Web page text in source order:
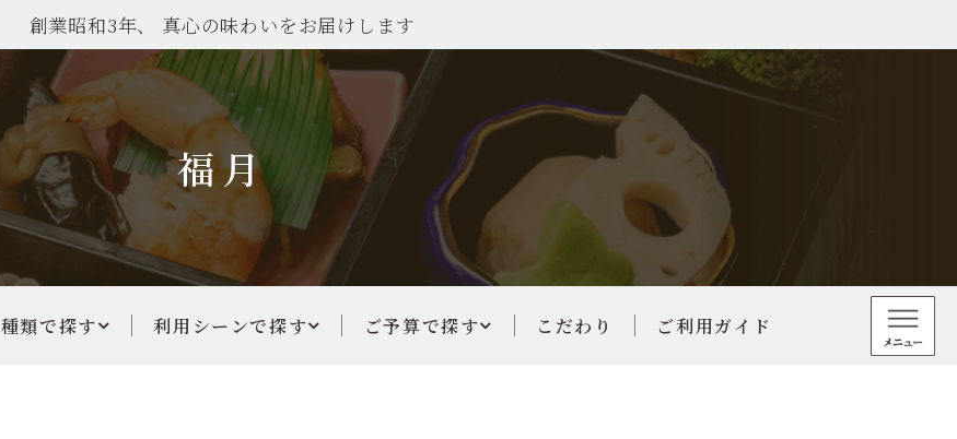
創業昭和3年、 真心の味わいをお届けします
福月
種類で探す 利用シーンで探す ご予算で探す こだわり ご利用ガイド